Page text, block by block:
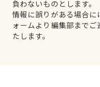
負わないものとします。
情報に誤りがある場合
ォームより編集部まで
たします。